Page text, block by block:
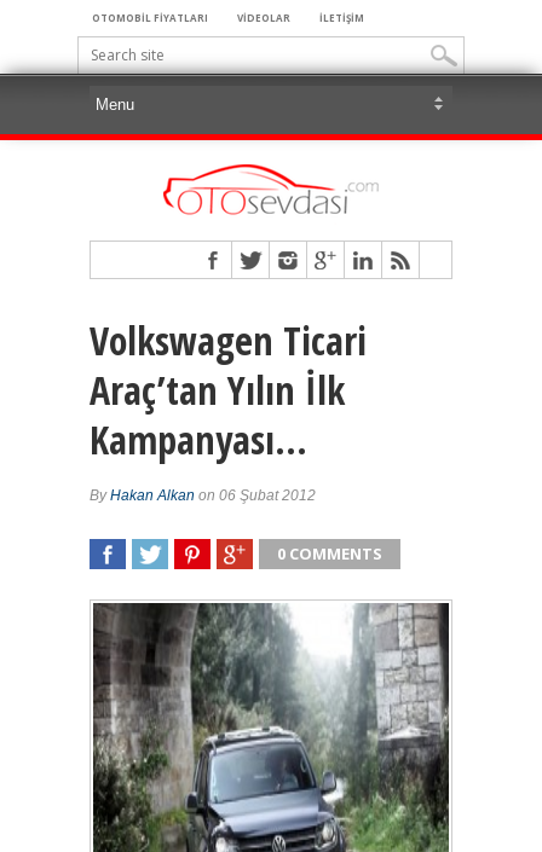
OTOMOBİL FİYATLARI VİDEOLAR İLETİŞİM
Volkswagen Ticari
Araç’tan Yılın İlk
Kampanyası…
ByHakan Alkan on 06 Şubat 2012
0 COMMENTS